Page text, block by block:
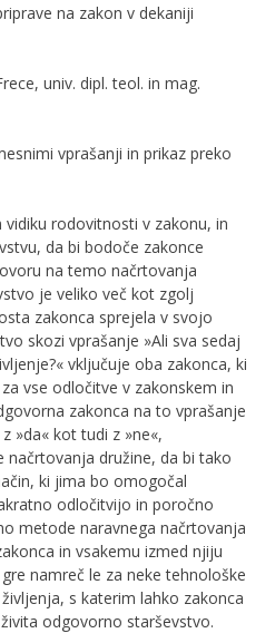
na zakon v dekaniji
univ. dipl. teol. in mag.
vprašanji in prikaz preko
rodovitnosti v zakonu, in
da bi bodoče zakonce
na temo načrtovanja
je veliko več kot zgolj
zakonca sprejela v svojo
skozi vprašanje »Ali sva sedaj
vključuje oba zakonca, ki
vse odločitve v zakonskem in
zakonca na to vprašanje
»da« kot tudi z »ne«,
načrtovanja družine, da bi tako
ki jima bo omogočal
odločitvijo in poročno
metode naravnega načrtovanja
in vsakemu izmed njiju
namreč le za neke tehnološke
s katerim lahko zakonca
odgovorno starševstvo.